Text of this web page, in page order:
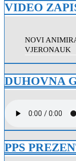
VIDEO
NOVI
VJERONAUK
DUHOVNA
PPS